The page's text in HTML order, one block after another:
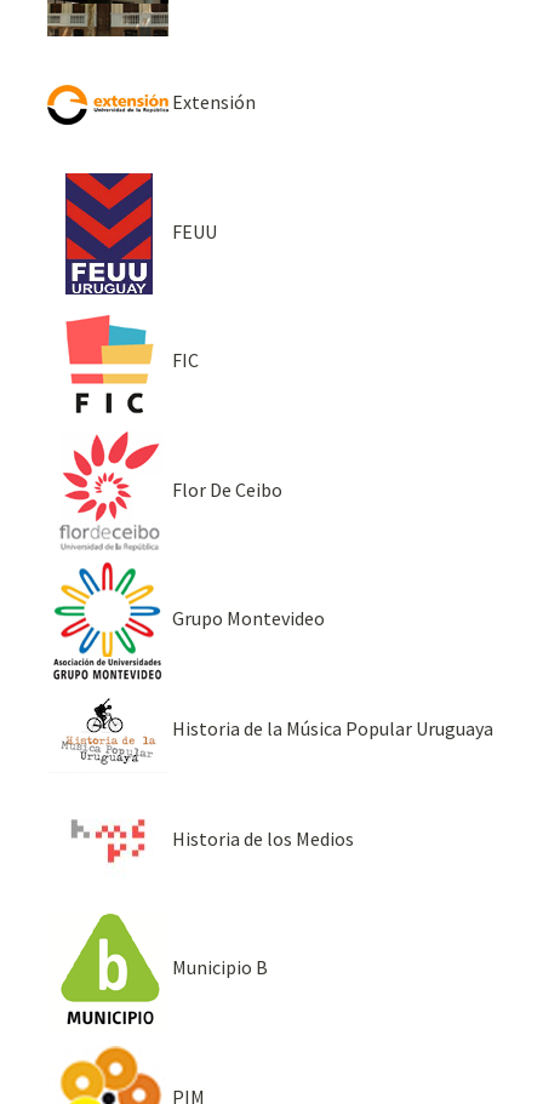
Extensión
FEUU
FIC
Flor De Ceibo
Grupo Montevideo
Historia de la Música Popular Uruguaya
Historia de los Medios
Municipio B
PIM